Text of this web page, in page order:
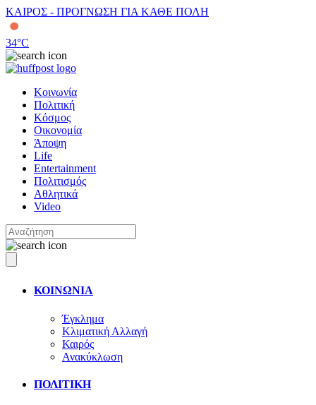
ΚΑΙΡΟΣ - ΠΡΟΓΝΩΣΗ ΓΙΑ ΚΑΘΕ ΠΟΛΗ
34°C
Κοινωνία
Πολιτική
Κόσμος
Οικονομία
Άποψη
Life
Entertainment
Πολιτισμός
Αθλητικά
Video
ΚΟΙΝΩΝΙΑ
Έγκλημα
Κλιματική Αλλαγή
Καιρός
Ανακύκλωση
ΠΟΛΙΤΙΚΗ